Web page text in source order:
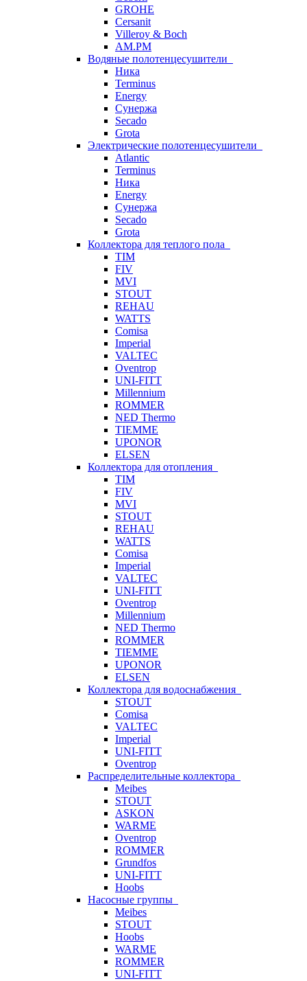
GROHE
Cersanit
Villeroy & Boch
AM.PM
Водяные полотенцесушители
Ника
Terminus
Energy
Сунержа
Secado
Grota
Электрические полотенцесушители
Atlantic
Terminus
Ника
Energy
Сунержа
Secado
Grota
Коллектора для теплого пола
TIM
FIV
MVI
STOUT
REHAU
WATTS
Comisa
Imperial
VALTEC
Oventrop
UNI-FITT
Millennium
ROMMER
NED Thermo
TIEMME
UPONOR
ELSEN
Коллектора для отопления
TIM
FIV
MVI
STOUT
REHAU
WATTS
Comisa
Imperial
VALTEC
UNI-FITT
Oventrop
Millennium
NED Thermo
ROMMER
TIEMME
UPONOR
ELSEN
Коллектора для водоснабжения
STOUT
Comisa
VALTEC
Imperial
UNI-FITT
Oventrop
Распределительные коллектора
Meibes
STOUT
ASKON
WARME
Oventrop
ROMMER
Grundfos
UNI-FITT
Hoobs
Насосные группы
Meibes
STOUT
Hoobs
WARME
ROMMER
UNI-FITT